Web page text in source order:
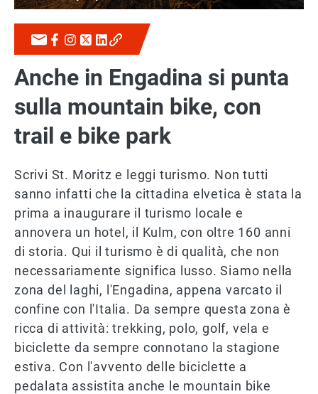
Anche in Engadina si punta
sulla mountain bike, con
trail e bike park
Scrivi St. Moritz e leggi turismo. Non tutti
sanno infatti che la cittadina elvetica è stata la
prima a inaugurare il turismo locale e
annovera un hotel, il Kulm, con oltre 160 anni
di storia. Qui il turismo è di qualità, che non
necessariamente significa lusso. Siamo nella
zona del laghi, l'Engadina, appena varcato il
confine con l'Italia. Da sempre questa zona è
ricca di attività: trekking, polo, golf, vela e
biciclette da sempre connotano la stagione
estiva. Con l'avvento delle biciclette a
pedalata assistita anche le mountain bike